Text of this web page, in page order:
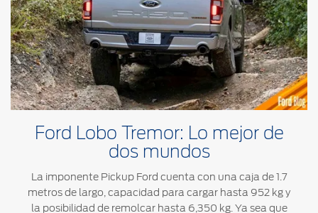
Ford Lobo Tremor: Lo mejor de
dos mundos
La imponente Pickup Ford cuenta con una caja de 1.7
metros de largo, capacidad para cargar hasta 952 kg y
la posibilidad de remolcar hasta 6,350 kg. Ya sea que